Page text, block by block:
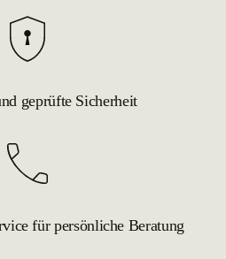
geprüfte Sicherheit
für persönliche Beratung